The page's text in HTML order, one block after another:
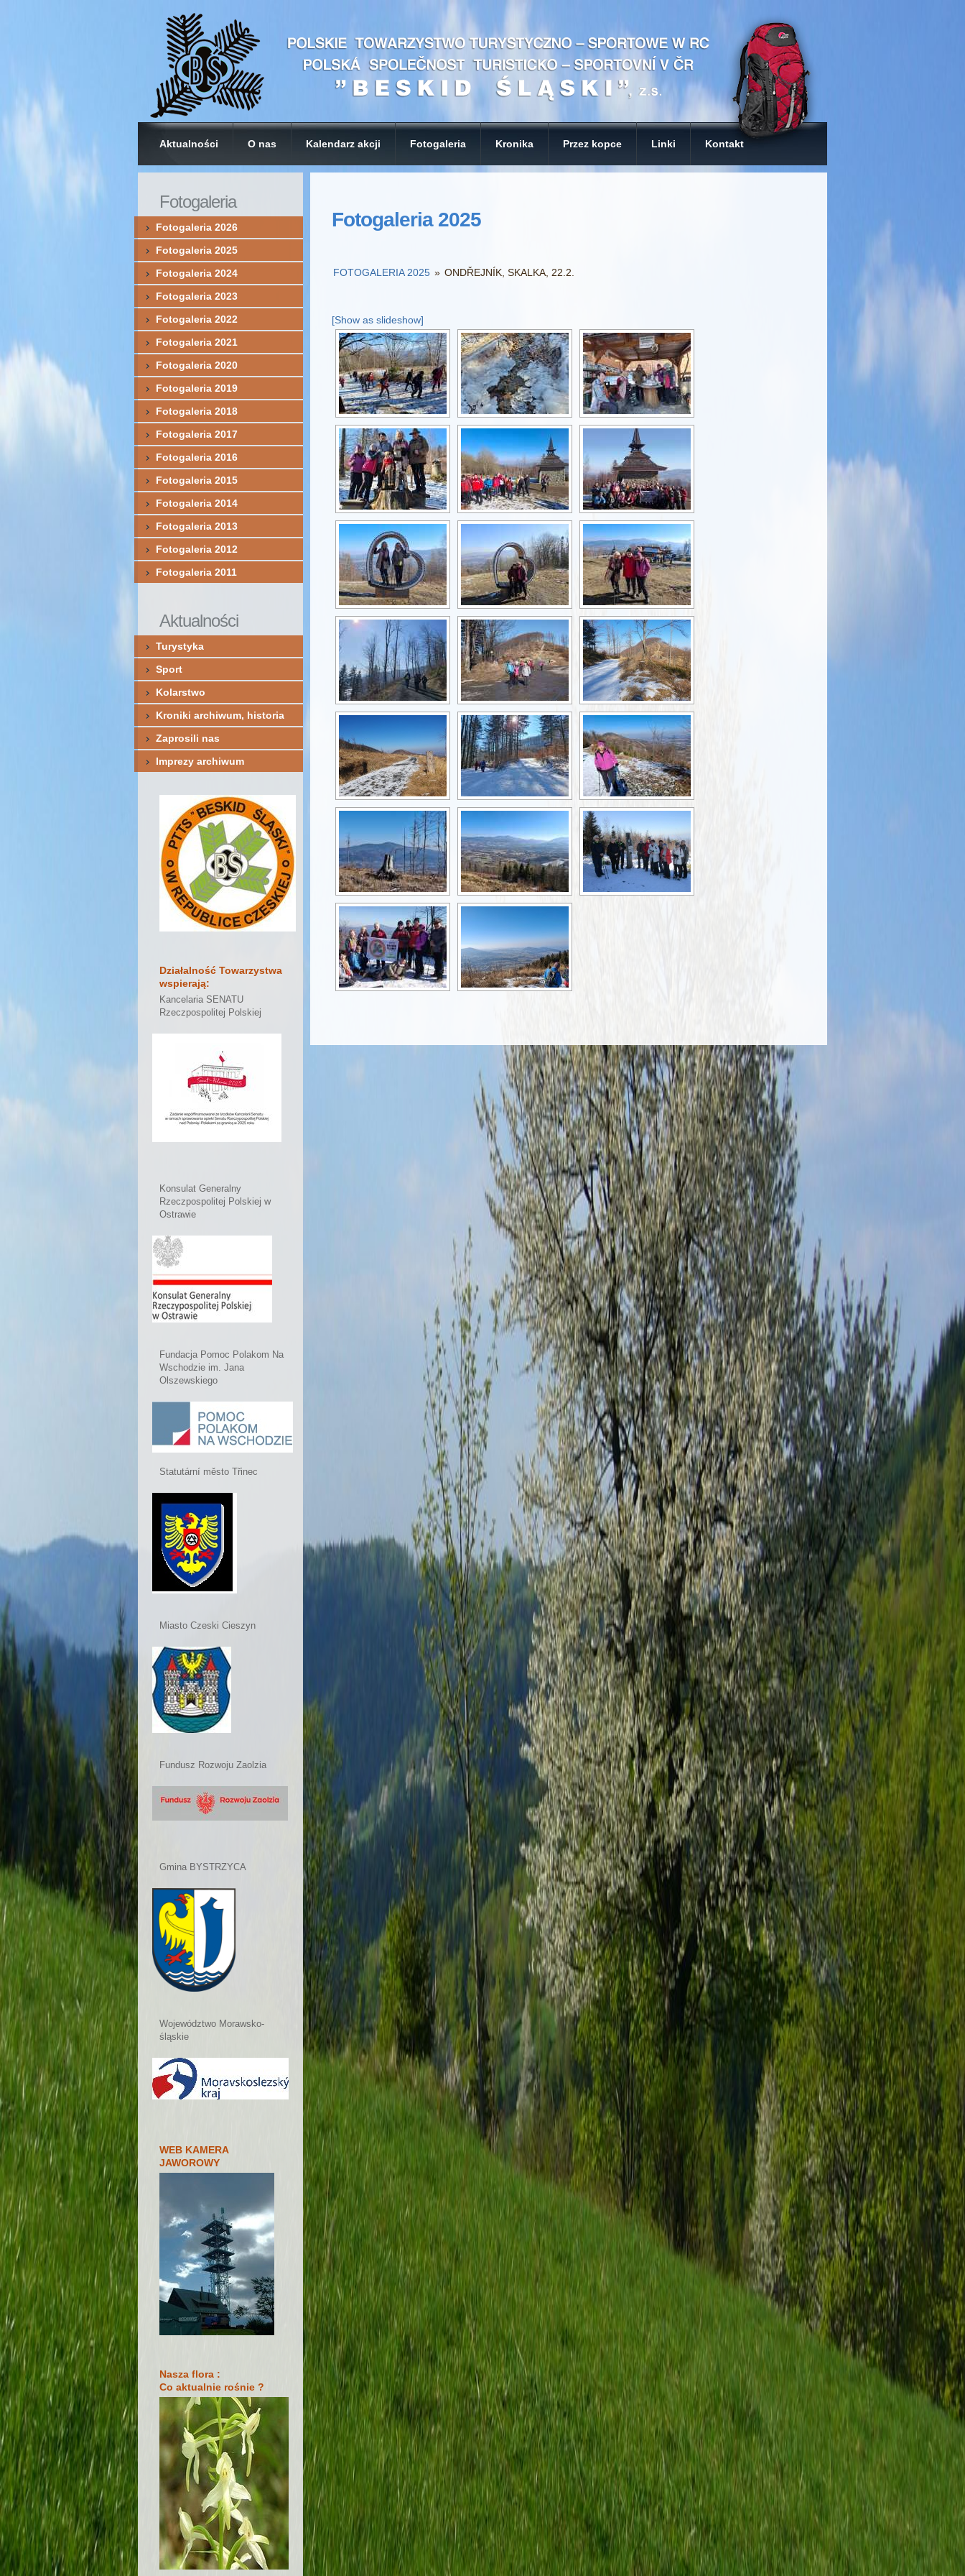
Aktualności O nas Kalendarz akcji Fotogaleria Kronika Przez kopce Linki Kontakt
Fotogaleria 2025
FOTOGALERIA 2025 » ONDŘEJNÍK, SKALKA, 22.2.
[Show as slideshow]
Fotogaleria
Fotogaleria 2026
Fotogaleria 2025
Fotogaleria 2024
Fotogaleria 2023
Fotogaleria 2022
Fotogaleria 2021
Fotogaleria 2020
Fotogaleria 2019
Fotogaleria 2018
Fotogaleria 2017
Fotogaleria 2016
Fotogaleria 2015
Fotogaleria 2014
Fotogaleria 2013
Fotogaleria 2012
Fotogaleria 2011
Aktualności
Turystyka
Sport
Kolarstwo
Kroniki archiwum, historia
Zaprosili nas
Imprezy archiwum
Działalność Towarzystwa
wspierają:
Kancelaria SENATU
Rzeczpospolitej Polskiej
Konsulat Generalny
Rzeczpospolitej Polskiej w
Ostrawie
Fundacja Pomoc Polakom Na
Wschodzie im. Jana
Olszewskiego
Statutární město Třinec
Miasto Czeski Cieszyn
Fundusz Rozwoju Zaolzia
Gmina BYSTRZYCA
Województwo Morawsko-
śląskie
WEB KAMERA
JAWOROWY
Nasza flora :
Co aktualnie rośnie ?